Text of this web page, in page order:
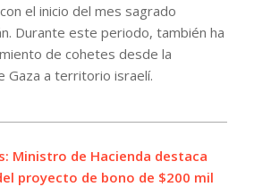
el inicio del mes sagrado
Durante este periodo, también ha
de cohetes desde la
Gaza a territorio israelí.
Ministro de Hacienda destaca
proyecto de bono de $200 mil